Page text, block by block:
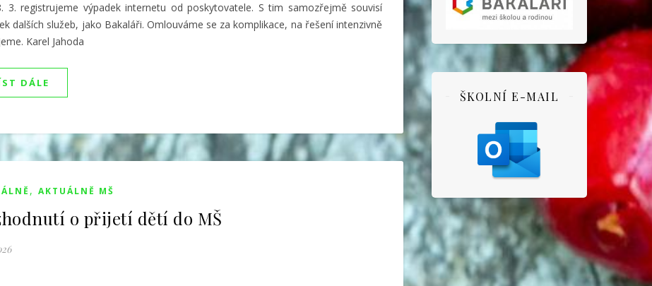
3. registrujeme výpadek internetu od poskytovatele. S tim samozřejmě souvisí
dalších služeb, jako Bakaláři. Omlouváme se za komplikace, na řešení intenzivně
Karel Jahoda
DÁLE
, AKTUÁLNĚ MŠ
o přijetí dětí do MŠ
ŠKOLNÍ E-MAIL